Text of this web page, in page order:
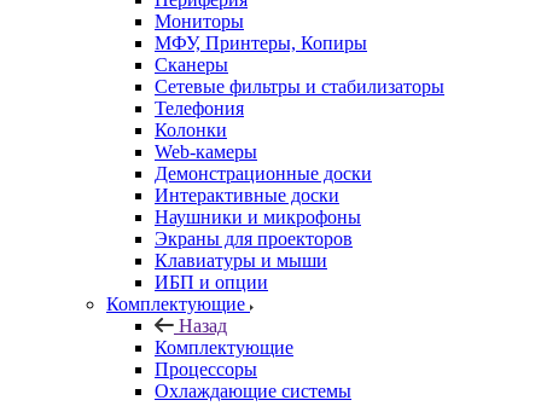
Мониторы
МФУ, Принтеры, Копиры
Сканеры
Сетевые фильтры и стабилизаторы
Телефония
Колонки
Web-камеры
Демонстрационные доски
Интерактивные доски
Наушники и микрофоны
Экраны для проекторов
Клавиатуры и мыши
ИБП и опции
Комплектующие
Назад
Комплектующие
Процессоры
Охлаждающие системы